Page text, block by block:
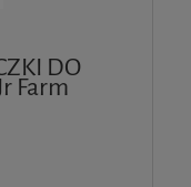
DO
Farm